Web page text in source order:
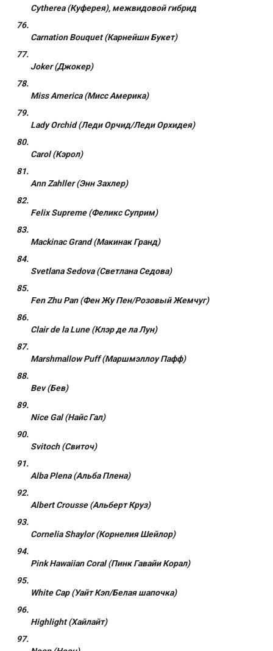
Cytherea (Куферея), межвидовой гибрид
Carnation Bouquet (Карнейшн Букет)
Joker (Джокер)
Miss America (Мисс Америка)
Lady Orchid (Леди Орчид/Леди Орхидея)
Carol (Кэрол)
Ann Zahller (Энн Захлер)
Felix Supreme (Феликс Суприм)
Mackinac Grand (Макинак Гранд)
Svetlana Sedova (Светлана Седова)
Fen Zhu Pan (Фен Жу Пен/Розовый Жемчуг)
Clair de la Lune (Клэр де ла Лун)
Marshmallow Puff (Маршмэллоу Пафф)
Bev (Бев)
Nice Gal (Найс Гал)
Svitoch (Свиточ)
Alba Plena (Альба Плена)
Albert Crousse (Альберт Круз)
Cornelia Shaylor (Корнелия Шейлор)
Pink Hawaiian Coral (Пинк Гавайи Корал)
White Cap (Уайт Кэп/Белая шапочка)
Highlight (Хайлайт)